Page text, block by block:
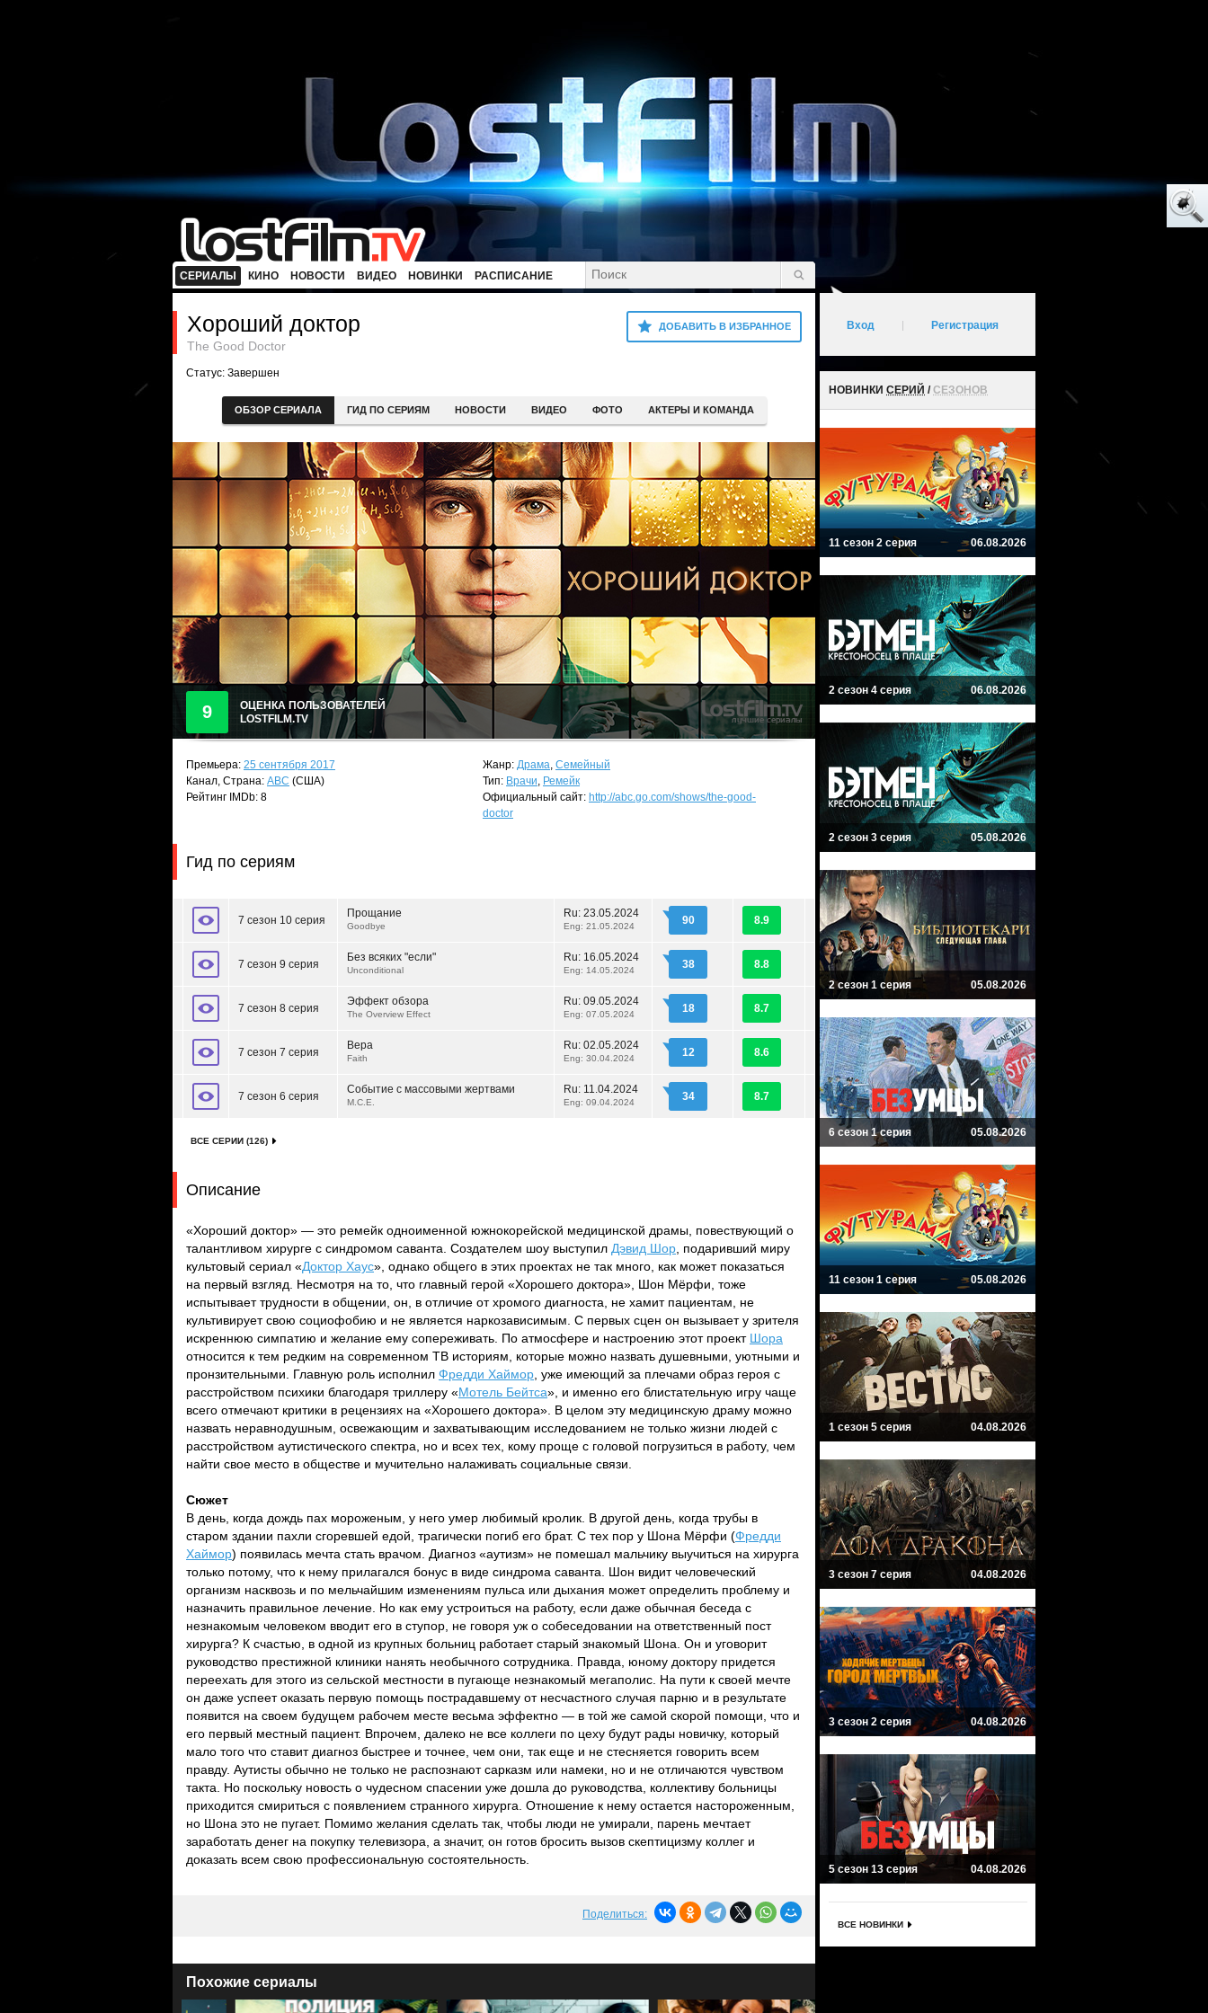
СЕРИАЛЫ КИНО НОВОСТИ ВИДЕО НОВИНКИ РАСПИСАНИЕ
ДОБАВИТЬ В ИЗБРАННОЕ
Хороший доктор
The Good Doctor
Статус: Завершен
ОБЗОР СЕРИАЛА ГИД ПО СЕРИЯМ НОВОСТИ ВИДЕО ФОТО АКТЕРЫ И КОМАНДА
9
ОЦЕНКА ПОЛЬЗОВАТЕЛЕЙ
LOSTFILM.TV
Премьера: 25 сентября 2017
Канал, Страна: ABC (США)
Рейтинг IMDb: 8
Жанр: Драма, Семейный
Тип: Врачи, Ремейк
Официальный сайт: http://abc.go.com/shows/the-good-
doctor
Гид по сериям
7 сезон 10 серия
Прощание
Goodbye
Ru: 23.05.2024
Eng: 21.05.2024 90 8.9
7 сезон 9 серия
Без всяких "если"
Unconditional
Ru: 16.05.2024
Eng: 14.05.2024 38 8.8
7 сезон 8 серия
Эффект обзора
The Overview Effect
Ru: 09.05.2024
Eng: 07.05.2024 18 8.7
7 сезон 7 серия
Вера
Faith
Ru: 02.05.2024
Eng: 30.04.2024 12 8.6
7 сезон 6 серия
Событие с массовыми жертвами
M.C.E.
Ru: 11.04.2024
Eng: 09.04.2024 34 8.7
ВСЕ СЕРИИ (126)
Описание
«Хороший доктор» — это ремейк одноименной южнокорейской медицинской драмы, повествующий о
талантливом хирурге с синдромом саванта. Создателем шоу выступил Дэвид Шор , подаривший миру
культовый сериал «Доктор Хаус», однако общего в этих проектах не так много, как может показаться
на первый взгляд. Несмотря на то, что главный герой «Хорошего доктора», Шон Мёрфи, тоже
испытывает трудности в общении, он, в отличие от хромого диагноста, не хамит пациентам, не
культивирует свою социофобию и не является наркозависимым. С первых сцен он вызывает у зрителя
искреннюю симпатию и желание ему сопереживать. По атмосфере и настроению этот проект Шора
относится к тем редким на современном ТВ историям, которые можно назвать душевными, уютными и
пронзительными. Главную роль исполнил Фредди Хаймор , уже имеющий за плечами образ героя с
расстройством психики благодаря триллеру «Мотель Бейтса», и именно его блистательную игру чаще
всего отмечают критики в рецензиях на «Хорошего доктора». В целом эту медицинскую драму можно
назвать неравнодушным, освежающим и захватывающим исследованием не только жизни людей с
расстройством аутистического спектра, но и всех тех, кому проще с головой погрузиться в работу, чем
найти свое место в обществе и мучительно налаживать социальные связи.
Сюжет
В день, когда дождь пах мороженым, у него умер любимый кролик. В другой день, когда трубы в
старом здании пахли сгоревшей едой, трагически погиб его брат. С тех пор у Шона Мёрфи (Фредди
Хаймор) появилась мечта стать врачом. Диагноз «аутизм» не помешал мальчику выучиться на хирурга
только потому, что к нему прилагался бонус в виде синдрома саванта. Шон видит человеческий
организм насквозь и по мельчайшим изменениям пульса или дыхания может определить проблему и
назначить правильное лечение. Но как ему устроиться на работу, если даже обычная беседа с
незнакомым человеком вводит его в ступор, не говоря уж о собеседовании на ответственный пост
хирурга? К счастью, в одной из крупных больниц работает старый знакомый Шона. Он и уговорит
руководство престижной клиники нанять необычного сотрудника. Правда, юному доктору придется
переехать для этого из сельской местности в пугающе незнакомый мегаполис. На пути к своей мечте
он даже успеет оказать первую помощь пострадавшему от несчастного случая парню и в результате
появится на своем будущем рабочем месте весьма эффектно — в той же самой скорой помощи, что и
его первый местный пациент. Впрочем, далеко не все коллеги по цеху будут рады новичку, который
мало того что ставит диагноз быстрее и точнее, чем они, так еще и не стесняется говорить всем
правду. Аутисты обычно не только не распознают сарказм или намеки, но и не отличаются чувством
такта. Но поскольку новость о чудесном спасении уже дошла до руководства, коллективу больницы
приходится смириться с появлением странного хирурга. Отношение к нему остается настороженным,
но Шона это не пугает. Помимо желания сделать так, чтобы люди не умирали, парень мечтает
заработать денег на покупку телевизора, а значит, он готов бросить вызов скептицизму коллег и
доказать всем свою профессиональную состоятельность.
Поделиться:
Похожие сериалы
Вход Регистрация
НОВИНКИ СЕРИЙ /СЕЗОНОВ
11 сезон 2 серия 06.08.2026
2 сезон 4 серия 06.08.2026
2 сезон 3 серия 05.08.2026
2 сезон 1 серия 05.08.2026
6 сезон 1 серия 05.08.2026
11 сезон 1 серия 05.08.2026
1 сезон 5 серия 04.08.2026
3 сезон 7 серия 04.08.2026
3 сезон 2 серия 04.08.2026
5 сезон 13 серия 04.08.2026
ВСЕ НОВИНКИ